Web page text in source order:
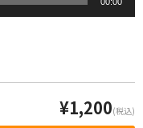
¥1,200(税込)